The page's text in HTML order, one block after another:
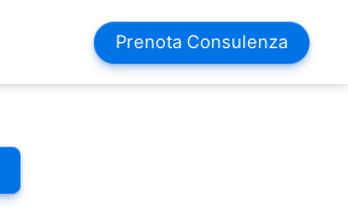
Prenota Consulenza